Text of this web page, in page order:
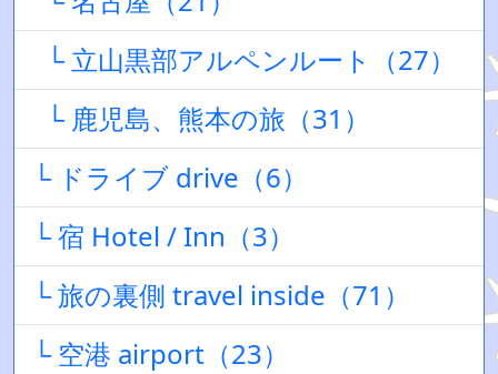
└ 立山黒部アルペンルート（27）
└ 鹿児島、熊本の旅（31）
└ ドライブ drive（6）
└ 宿 Hotel / Inn（3）
└ 旅の裏側 travel inside（71）
└ 空港 airport（23）